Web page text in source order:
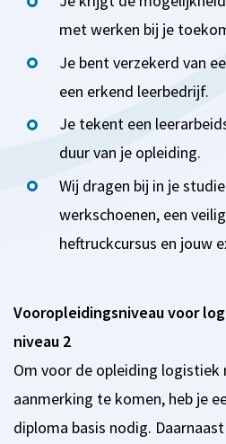
met werken bij je
Je bent verzekerd van
een erkend leerbedrijf.
Je tekent een
duur van je opleiding.
Wij dragen bij in je
werkschoenen, een
heftruckcursus en jouw
Vooropleidingsniveau voor
niveau 2
Om voor de opleiding logistiek
aanmerking te komen, heb je
diploma basis nodig.